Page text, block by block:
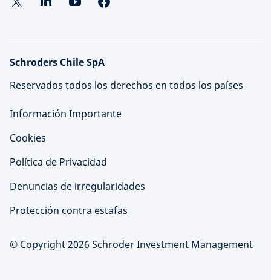
Schroders Chile SpA
Reservados todos los derechos en todos los países
Información Importante
Cookies
Política de Privacidad
Denuncias de irregularidades
Protección contra estafas
© Copyright 2026 Schroder Investment Management